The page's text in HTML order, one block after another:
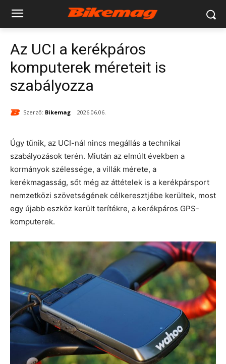
Az UCI a kerékpáros
komputerek méreteit is
szabályozza
Szerző: Bikemag 2026.06.06.
Úgy tűnik, az UCI-nál nincs megállás a technikai
szabályozások terén. Miután az elmúlt években a
kormányok szélessége, a villák mérete, a
kerékmagasság, sőt még az áttételek is a kerékpársport
nemzetközi szövetségének célkeresztjébe kerültek, most
egy újabb eszköz került terítékre, a kerékpáros GPS-
komputerek.